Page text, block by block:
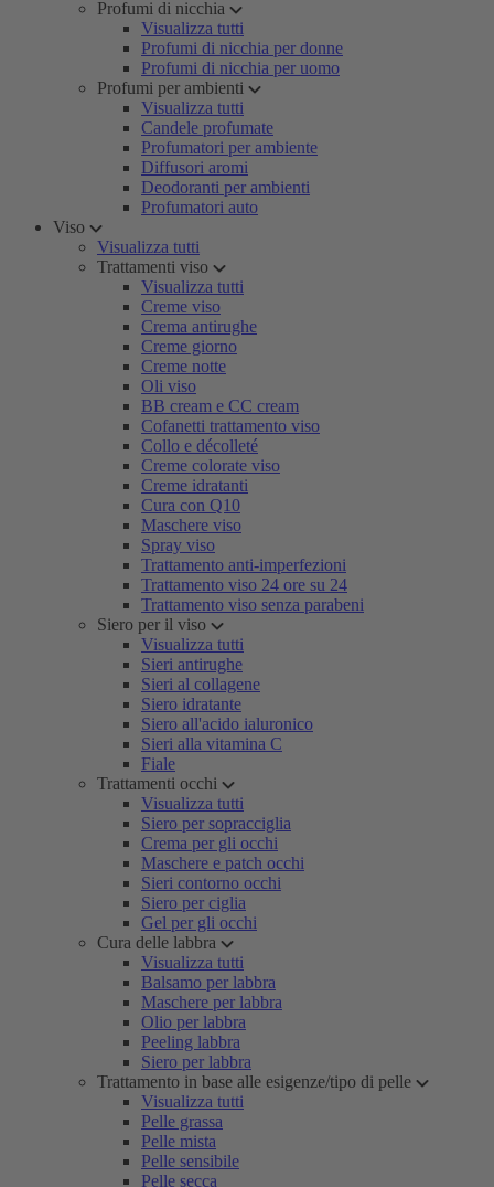
Profumi di nicchia
Visualizza tutti
Profumi di nicchia per donne
Profumi di nicchia per uomo
Profumi per ambienti
Visualizza tutti
Candele profumate
Profumatori per ambiente
Diffusori aromi
Deodoranti per ambienti
Profumatori auto
Viso
Visualizza tutti
Trattamenti viso
Visualizza tutti
Creme viso
Crema antirughe
Creme giorno
Creme notte
Oli viso
BB cream e CC cream
Cofanetti trattamento viso
Collo e décolleté
Creme colorate viso
Creme idratanti
Cura con Q10
Maschere viso
Spray viso
Trattamento anti-imperfezioni
Trattamento viso 24 ore su 24
Trattamento viso senza parabeni
Siero per il viso
Visualizza tutti
Sieri antirughe
Sieri al collagene
Siero idratante
Siero all'acido ialuronico
Sieri alla vitamina C
Fiale
Trattamenti occhi
Visualizza tutti
Siero per sopracciglia
Crema per gli occhi
Maschere e patch occhi
Sieri contorno occhi
Siero per ciglia
Gel per gli occhi
Cura delle labbra
Visualizza tutti
Balsamo per labbra
Maschere per labbra
Olio per labbra
Peeling labbra
Siero per labbra
Trattamento in base alle esigenze/tipo di pelle
Visualizza tutti
Pelle grassa
Pelle mista
Pelle sensibile
Pelle secca